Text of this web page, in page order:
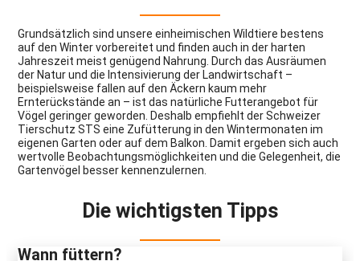
Grundsätzlich sind unsere einheimischen Wildtiere bestens
auf den Winter vorbereitet und finden auch in der harten
Jahreszeit meist genügend Nahrung. Durch das Ausräumen
der Natur und die Intensivierung der Landwirtschaft –
beispielsweise fallen auf den Äckern kaum mehr
Ernterückstände an – ist das natürliche Futterangebot für
Vögel geringer geworden. Deshalb empfiehlt der Schweizer
Tierschutz STS eine Zufütterung in den Wintermonaten im
eigenen Garten oder auf dem Balkon. Damit ergeben sich auch
wertvolle Beobachtungsmöglichkeiten und die Gelegenheit, die
Gartenvögel besser kennenzulernen.
Die wichtigsten Tipps
Wann füttern?